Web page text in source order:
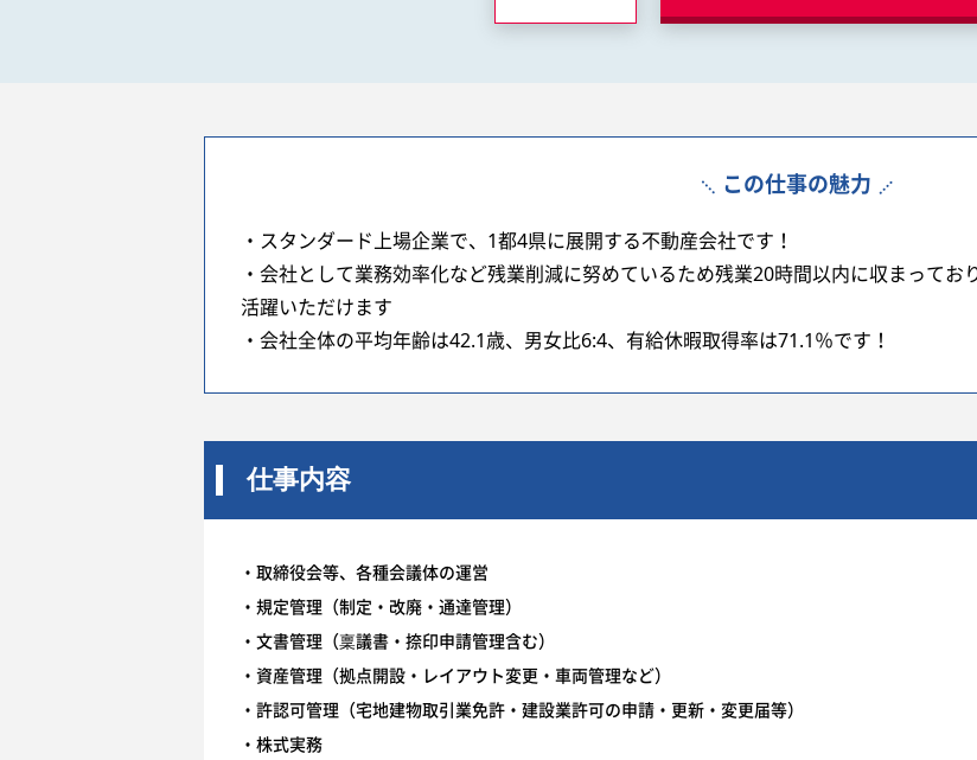
この仕事の魅力
・スタンダード上場企業で、1都4県に展開する不動産会社です！
・会社として業務効率化など残業削減に努めているため残業20時間以内に収まって
活躍いただけます
・会社全体の平均年齢は42.1歳、男女比6:4、有給休暇取得率は71.1％です！
仕事内容
・取締役会等、各種会議体の運営
・規定管理（制定・改廃・通達管理）
・文書管理（稟議書・捺印申請管理含む）
・資産管理（拠点開設・レイアウト変更・車両管理など）
・許認可管理（宅地建物取引業免許・建設業許可の申請・更新・変更届等）
・株式実務